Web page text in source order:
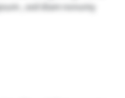
, sed diam nonumy